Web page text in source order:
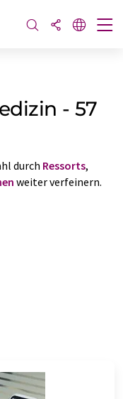
- 57
durch Ressorts,
weiter verfeinern.